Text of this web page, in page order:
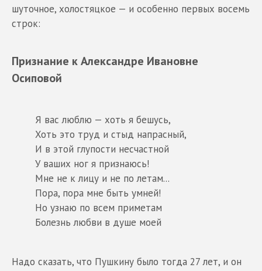
шуточное, холостяцкое — и особенно первых восемь
строк:
Признание к Александре Ивановне
Осиповой
Я вас люблю — хоть я бешусь,
Хоть это труд и стыд напрасный,
И в этой глупости несчастной
У ваших ног я признаюсь!
Мне не к лицу и не по летам...
Пора, пора мне быть умней!
Но узнаю по всем приметам
Болезнь любви в душе моей
Надо сказать, что Пушкину было тогда 27 лет, и он